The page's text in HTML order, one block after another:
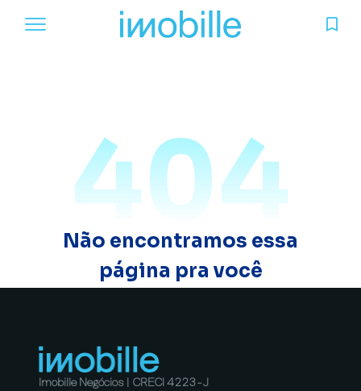
404
Não encontramos essa
página pra você
Imobille Negócios | CRECI 4223-J